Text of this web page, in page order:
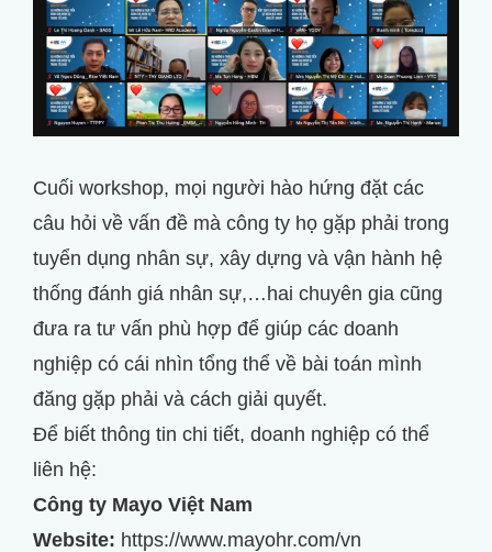
Cuối workshop, mọi người hào hứng đặt các
câu hỏi về vấn đề mà công ty họ gặp phải trong
tuyển dụng nhân sự, xây dựng và vận hành hệ
thống đánh giá nhân sự,…hai chuyên gia cũng
đưa ra tư vấn phù hợp để giúp các doanh
nghiệp có cái nhìn tổng thể về bài toán mình
đăng gặp phải và cách giải quyết.
Để biết thông tin chi tiết, doanh nghiệp có thể
liên hệ:
Công ty Mayo Việt Nam
Website: https://www.mayohr.com/vn